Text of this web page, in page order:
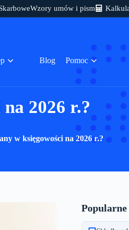
Wzory umów i pism
Blog Pomoc
2026 r.?
w księgowości na 2026 r.?